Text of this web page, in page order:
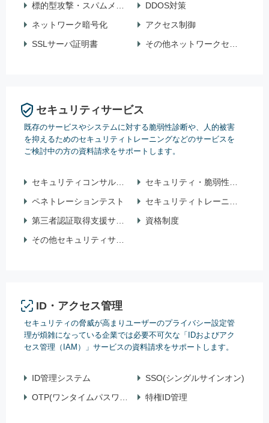
標的型攻撃・スパムメール対策
DDOS対策
ネットワーク暗号化
アクセス制御
SSLサーバ証明書
その他ネットワークセキュリティ
セキュリティサービス
既存のサービスやシステムに対する脆弱性診断や、人的被害
を抑えるためのセキュリティトレーニングなどのサービスを
ご検討中の方の資料請求をサポートします。
セキュリティコンサルティング
セキュリティ・脆弱性診断
ペネトレーションテスト
セキュリティトレーニング（研修・講習）
第三者認証取得支援サービス
資格制度
その他セキュリティサービス
ID・アクセス管理
セキュリティの脅威が高まりユーザーのプライバシー設定管
理が煩雑になっている企業では必要不可欠な「IDおよびアク
セス管理（IAM）」サービスの資料請求をサポートします。
ID管理システム
SSO(シングルサインオン)
OTP(ワンタイムパスワード)
特権ID管理